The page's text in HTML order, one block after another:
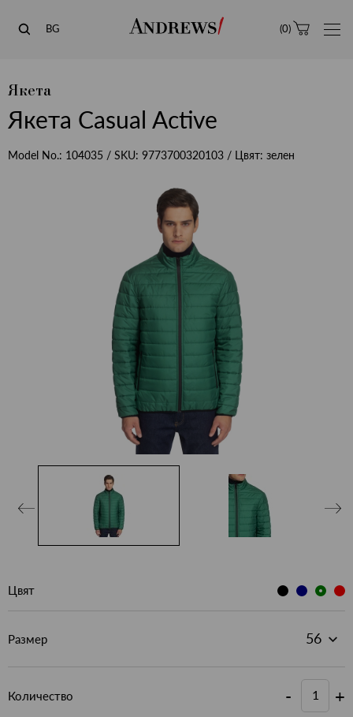
Andrews
BG (0)
Якета
Якета Casual Active
Model No.: 104035 / SKU: 9773700320103 / Цвят: зелен
Цвят
Размер
Количество - +